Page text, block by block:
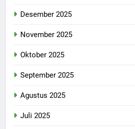
Desember 2025
November 2025
Oktober 2025
September 2025
Agustus 2025
Juli 2025